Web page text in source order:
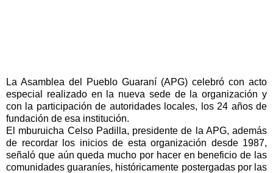
La Asamblea del Pueblo Guaraní (APG) celebró con acto
especial realizado en la nueva sede de la organización y
con la participación de autoridades locales, los 24 años de
fundación de esa institución.
El mburuicha Celso Padilla, presidente de la APG, además
de recordar los inicios de esta organización desde 1987,
señaló que aún queda mucho por hacer en beneficio de las
comunidades guaraníes, históricamente postergadas por las